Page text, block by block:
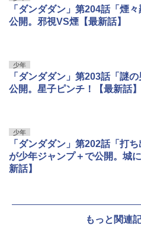
「ダンダダン」第204話「煙
公開。邪視VS煙【最新話】
少年
「ダンダダン」第203話「謎
公開。星子ピンチ！【最新話】
少年
「ダンダダン」第202話「打
が少年ジャンプ＋で公開。城
新話】
もっと関連